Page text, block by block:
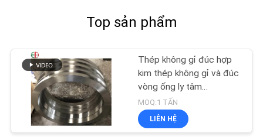
Top sản phẩm
Thép không gỉ đúc hợp
kim thép không gỉ và đúc
vòng ống ly tâm
EB28028
MOQ:1 TẤN
LIÊN HỆ